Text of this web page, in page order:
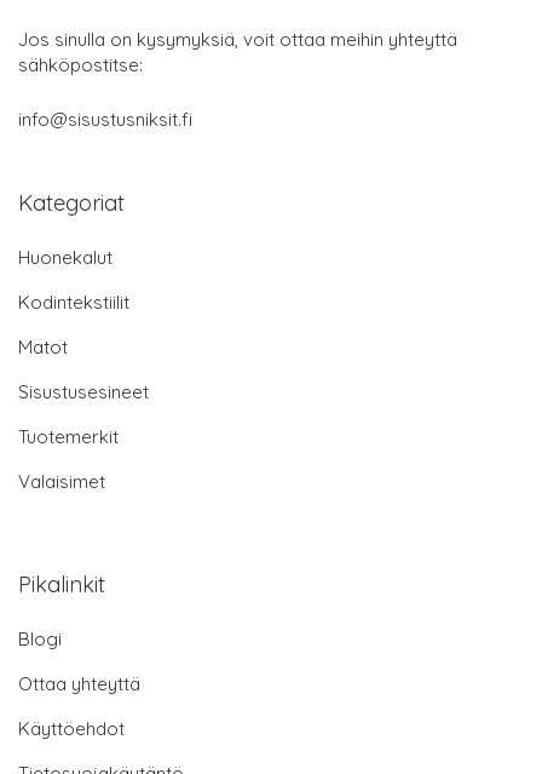
Jos sinulla on kysymyksiä, voit ottaa meihin yhteyttä
sähköpostitse:
info@sisustusniksit.fi
Kategoriat
Huonekalut
Kodintekstiilit
Matot
Sisustusesineet
Tuotemerkit
Valaisimet
Pikalinkit
Blogi
Ottaa yhteyttä
Käyttöehdot